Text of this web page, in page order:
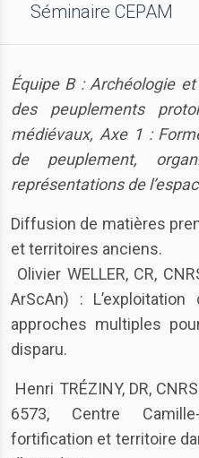
Séminaire CEPAM
Équipe B : Archéologie
des peuplements
médiévaux, Axe 1 :
de peuplement,
représentations de
Diffusion de matières
et territoires anciens.
Olivier WELLER, CR,
ArScAn) :
approches multiples
disparu.
Henri TRÉZINY, DR,
6573, Centre
fortification et territoire